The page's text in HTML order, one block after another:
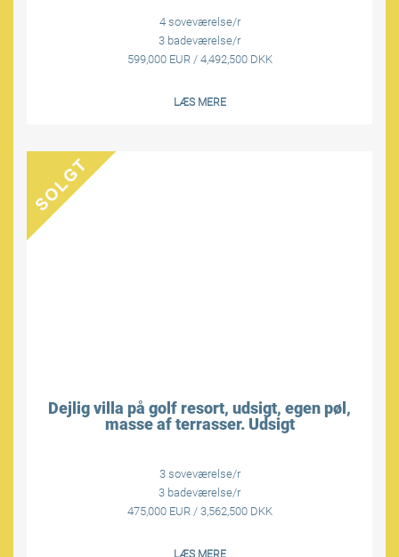
4 soveværelse/r
3 badeværelse/r
599,000 EUR / 4,492,500 DKK
LÆS MERE
Dejlig villa på golf resort, udsigt, egen pøl,
masse af terrasser. Udsigt
3 soveværelse/r
3 badeværelse/r
475,000 EUR / 3,562,500 DKK
LÆS MERE